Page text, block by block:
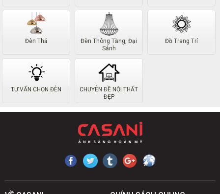
Đèn Thả
Đèn Thông Tầng, Đại
Sảnh
Đồ Trang Trí
TƯ VẤN CHỌN ĐÈN
CHUYÊN ĐỀ NỘI THẤT
ĐẸP